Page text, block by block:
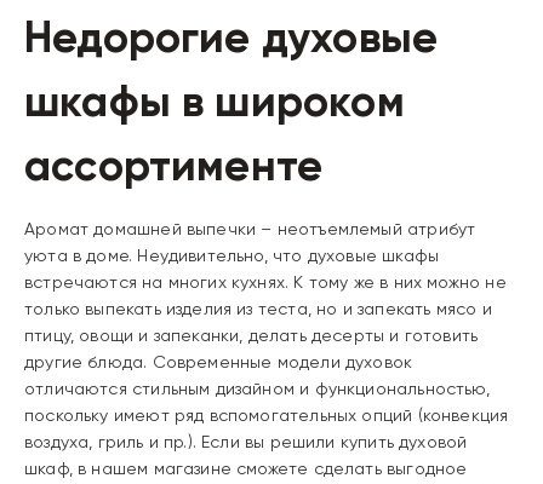
Недорогие духовые
шкафы в широком
ассортименте
Аромат домашней выпечки – неотъемлемый атрибут
уюта в доме. Неудивительно, что духовые шкафы
встречаются на многих кухнях. К тому же в них можно не
только выпекать изделия из теста, но и запекать мясо и
птицу, овощи и запеканки, делать десерты и готовить
другие блюда. Современные модели духовок
отличаются стильным дизайном и функциональностью,
поскольку имеют ряд вспомогательных опций (конвекция
воздуха, гриль и пр.). Если вы решили купить духовой
шкаф, в нашем магазине сможете сделать выгодное